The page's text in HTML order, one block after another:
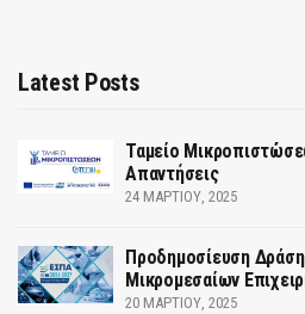
Latest Posts
Ταμείο
Απαντήσεις
24 ΜΑΡΤΊΟΥ, 2025
Προδημοσίευση
Μικρομεσαίων
20 ΜΑΡΤΊΟΥ, 2025